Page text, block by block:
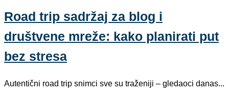
Road trip sadržaj za blog i
društvene mreže: kako planirati put
bez stresa
Autentični road trip snimci sve su traženiji – gledaoci danas...